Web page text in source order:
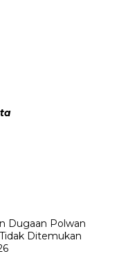
Dugaan Polwan
Ditemukan